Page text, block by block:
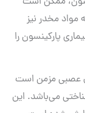
مواد مخدر نیز
پارکینسون را